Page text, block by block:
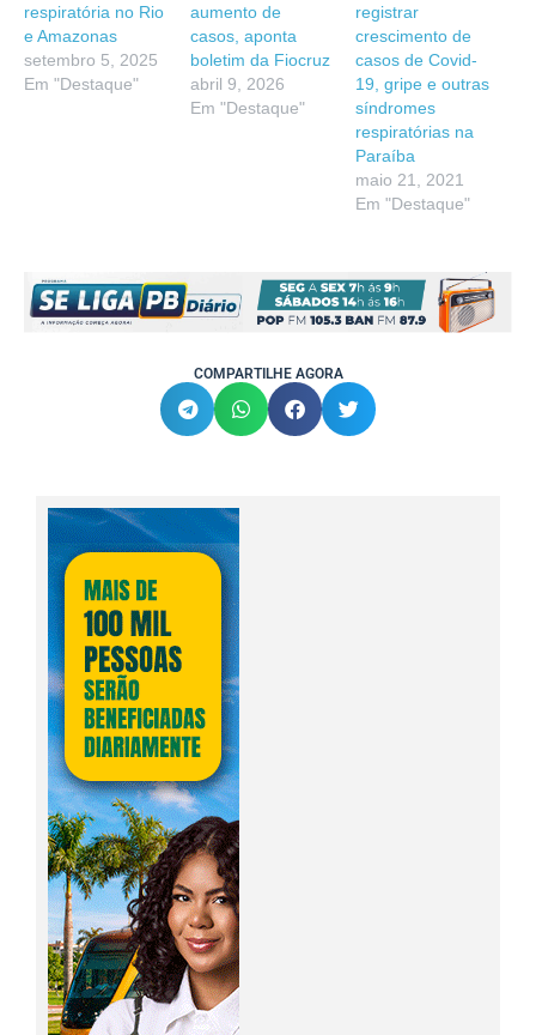
respiratória no Rio
e Amazonas
setembro 5, 2025
Em "Destaque"
aumento de
casos, aponta
boletim da Fiocruz
abril 9, 2026
Em "Destaque"
registrar
crescimento de
casos de Covid-
19, gripe e outras
síndromes
respiratórias na
Paraíba
maio 21, 2021
Em "Destaque"
COMPARTILHE AGORA